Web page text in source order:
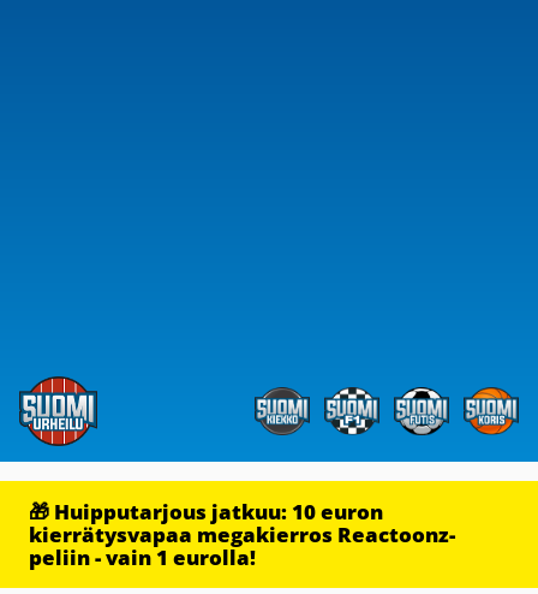
🎁 Huipputarjous jatkuu: 10 euron
kierrätysvapaa megakierros Reactoonz-
peliin - vain 1 eurolla!